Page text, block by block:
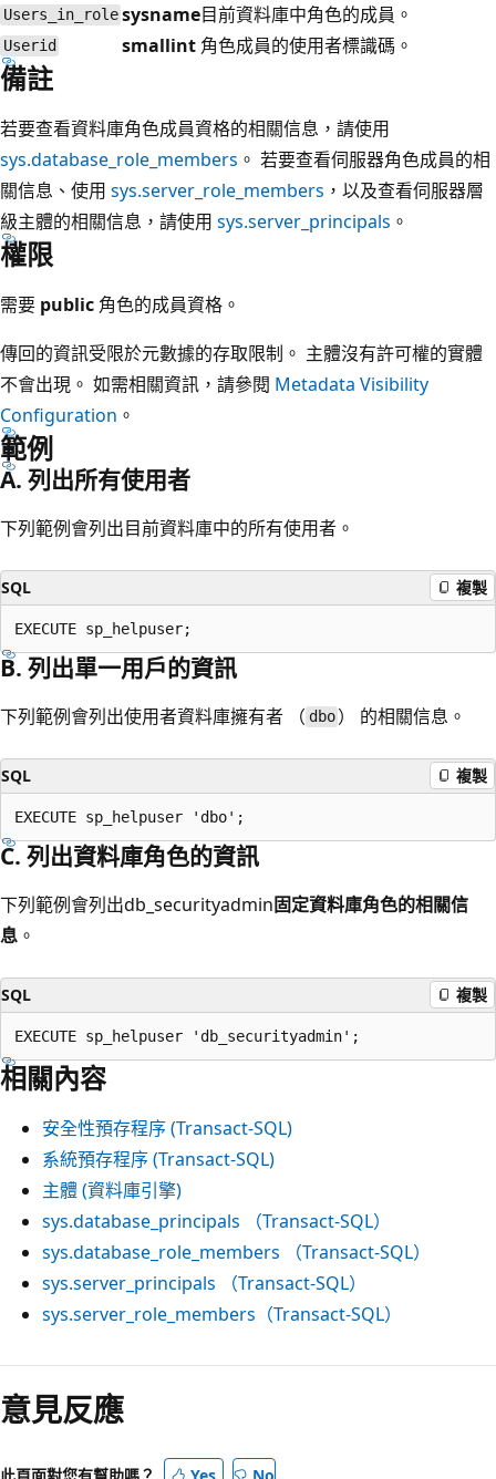
Users_in_role sysname目前資料庫中角色的成員。
Userid smallint 角色成員的使用者標識碼。
備註
若要查看資料庫角色成員資格的相關信息，請使用
sys.database_role_members 。 若要查看伺服器角色成員的相
關信息、使用 sys.server_role_members ，以及查看伺服器層
級主體的相關信息，請使用 sys.server_principals 。
權限
需要 public 角色的成員資格。
傳回的資訊受限於元數據的存取限制。 主體沒有許可權的實體
不會出現。 如需相關資訊，請參閱 Metadata Visibility
Configuration 。
範例
A. 列出所有使用者
下列範例會列出目前資料庫中的所有使用者。
SQL 複製
B. 列出單一用戶的資訊
下列範例會列出使用者資料庫擁有者 （ dbo ） 的相關信息。
SQL 複製
C. 列出資料庫角色的資訊
下列範例會列出db_securityadmin固定資料庫角色的相關信
息 。
SQL 複製
相關內容
安全性預存程序 (Transact-SQL)
系統預存程序 (Transact-SQL)
主體 (資料庫引擎)
sys.database_principals （Transact-SQL）
sys.database_role_members （Transact-SQL）
sys.server_principals （Transact-SQL）
sys.server_role_members（Transact-SQL）
意見反應
此頁面對您有幫助嗎？